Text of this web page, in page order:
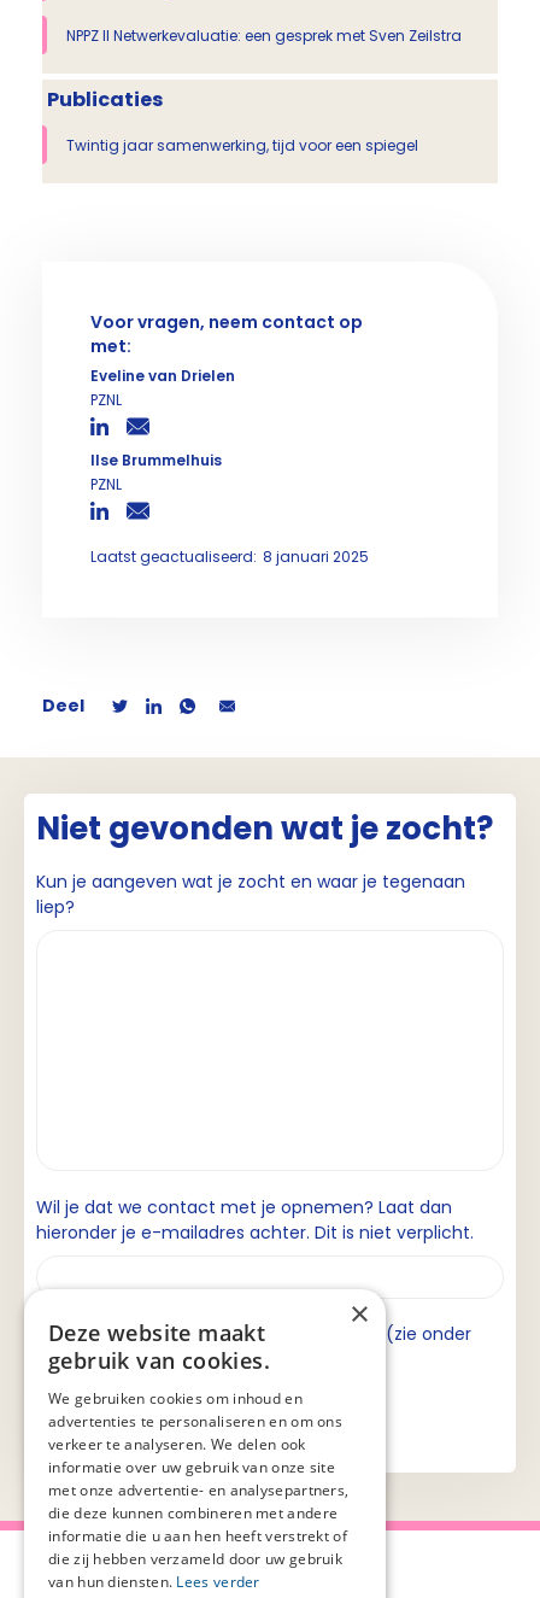
NPPZ II Netwerkevaluatie: een gesprek met Sven Zeilstra
Publicaties
Twintig jaar samenwerking, tijd voor een spiegel
Voor vragen, neem contact op
met:
Eveline van Drielen
PZNL
Ilse Brummelhuis
PZNL
Laatst geactualiseerd: 8 januari 2025
Deel
Niet gevonden wat je zocht?
Kun je aangeven wat je zocht en waar je tegenaan
liep?
Wil je dat we contact met je opnemen? Laat dan
hieronder je e-mailadres achter. Dit is niet verplicht.
Ik ga akkoord met de privacyverklaring (zie onder
aan de pagina).
×
Deze website maakt
gebruik van cookies.
We gebruiken cookies om inhoud en
advertenties te personaliseren en om ons
verkeer te analyseren. We delen ook
informatie over uw gebruik van onze site
met onze advertentie- en analysepartners,
die deze kunnen combineren met andere
informatie die u aan hen heeft verstrekt of
die zij hebben verzameld door uw gebruik
van hun diensten. Lees verder